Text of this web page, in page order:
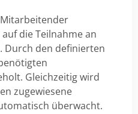
die Teilnahme an
Durch den definierten
Gleichzeitig wird
zugewiesene
überwacht.